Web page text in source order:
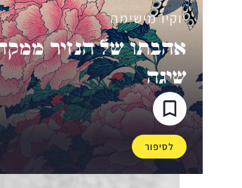
יוקיו מישימה
אהבתו של הנזיר
שיגה
לסיפור